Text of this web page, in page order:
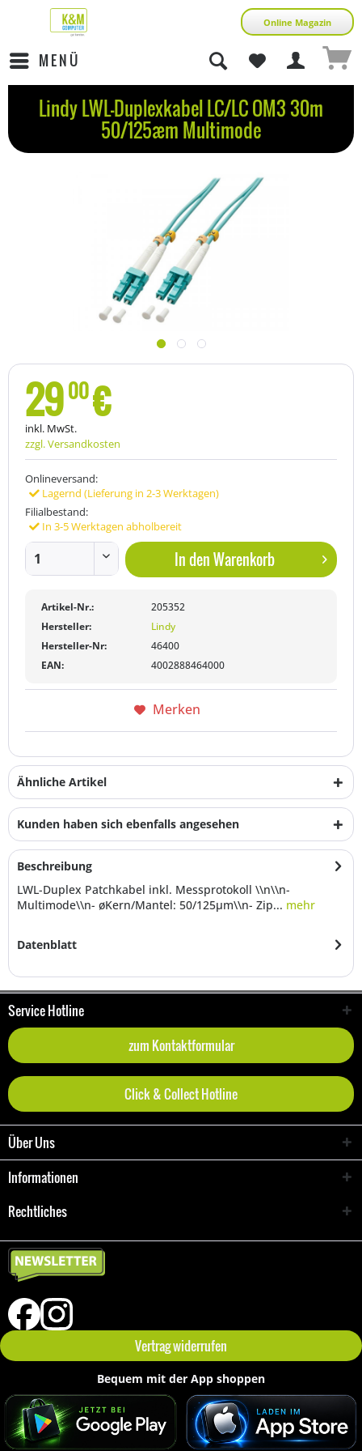
Online Magazin
MENÜ
Lindy LWL-Duplexkabel LC/LC OM3 30m
50/125æm Multimode
2900€
inkl. MwSt.
zzgl. Versandkosten
Onlineversand:
Lagernd (Lieferung in 2-3 Werktagen)
Filialbestand:
In 3-5 Werktagen abholbereit
In denWarenkorb
Artikel-Nr.:
205352
Hersteller:
Lindy
Hersteller-Nr:
46400
EAN:
4002888464000
Merken
Ähnliche Artikel
Kunden haben sich ebenfalls angesehen
Beschreibung
LWL-Duplex Patchkabel inkl. Messprotokoll \\n\\n-
Multimode\\n- øKern/Mantel: 50/125µm\\n- Zip... mehr
Datenblatt
Service Hotline
zum Kontaktformular
Click & Collect Hotline
Über Uns
Informationen
Rechtliches
Vertrag widerrufen
Bequem mit der App shoppen